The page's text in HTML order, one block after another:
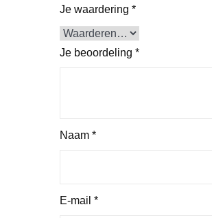
Je waardering *
Je beoordeling *
Naam *
E-mail *